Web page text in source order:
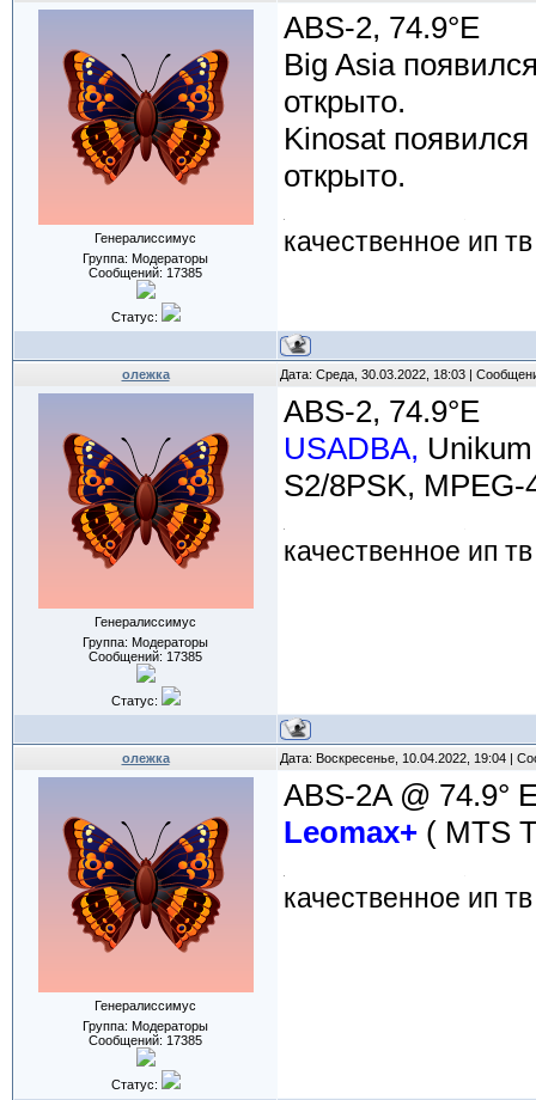
Генералиссимус
Группа: Модераторы
Сообщений: 17385
Статус:
ABS-2, 74.9°E
Big Asia
открыто.
Kinosat
открыто.
качественное ип
олежка Дата: Среда, 30.03.2022, 18:03 |
Генералиссимус
Группа: Модераторы
Сообщений: 17385
Статус:
ABS-2, 74.9°E
USADBA,
S2/8PSK, MPEG-
качественное ип
олежка Дата: Воскресенье, 10.04.2022, 19:04 |
Генералиссимус
Группа: Модераторы
Сообщений: 17385
Статус:
ABS-2A @ 74.9°
Leomax+ ( MTS
качественное ип